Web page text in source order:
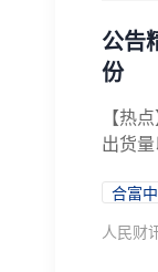
公告
份
【热
出货
合富
人民财